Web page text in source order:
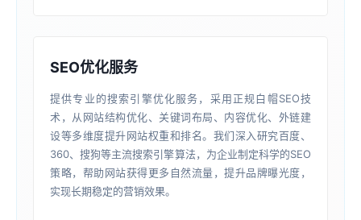
SEO优化服务
提供专业的搜索引擎优化服务，采用正规白帽SEO技
术，从网站结构优化、关键词布局、内容优化、外链建
设等多维度提升网站权重和排名。我们深入研究百度、
360、搜狗等主流搜索引擎算法，为企业制定科学的SEO
策略，帮助网站获得更多自然流量，提升品牌曝光度，
实现长期稳定的营销效果。